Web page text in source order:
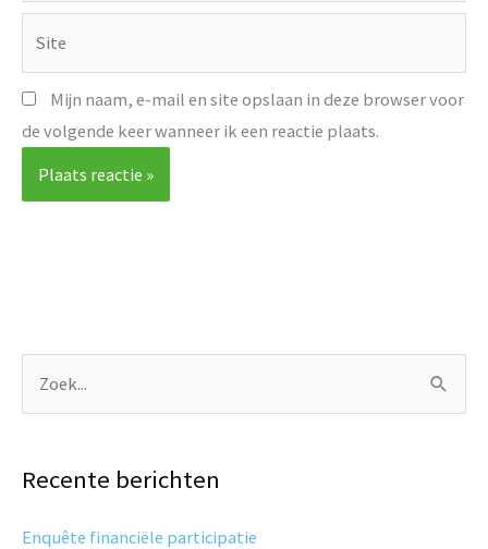
Mijn naam, e-mail en site opslaan in deze browser voor
de volgende keer wanneer ik een reactie plaats.
k
n
Recente berichten
Enquête financiële participatie